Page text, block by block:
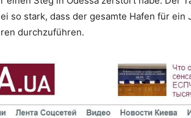
so stark, dass der gesamte Hafen für
durchzuführen.